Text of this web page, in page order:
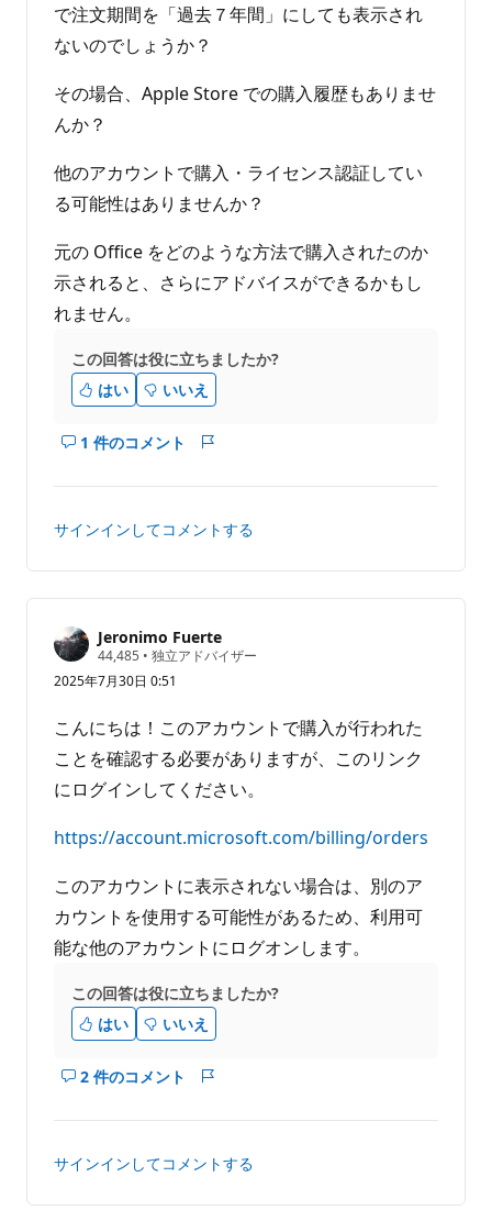
で注文期間を「過去７年間」にしても表示され
ないのでしょうか？
その場合、Apple Store での購入履歴もありませ
んか？
他のアカウントで購入・ライセンス認証してい
る可能性はありませんか？
元の Office をどのような方法で購入されたのか
示されると、さらにアドバイスができるかもし
れません。
この回答は役に立ちましたか?
はい
いいえ
1 件のコメント
こ
答
の
コ
ト
を
表
す
る
ト
サインインしてコメントする
Jeronimo Fuerte
44,485 評
価
の
イ
ン
ト
• 独立アドバイザー
2025年7月30日 0:51
こんにちは！このアカウントで購入が行われた
ことを確認する必要がありますが、このリンク
にログインしてください。
https://account.microsoft.com/billing/orders
このアカウントに表示されない場合は、別のア
カウントを使用する可能性があるため、利用可
能な他のアカウントにログオンします。
この回答は役に立ちましたか?
はい
いいえ
2 件のコメント
こ
答
の
コ
ト
サインインしてコメントする